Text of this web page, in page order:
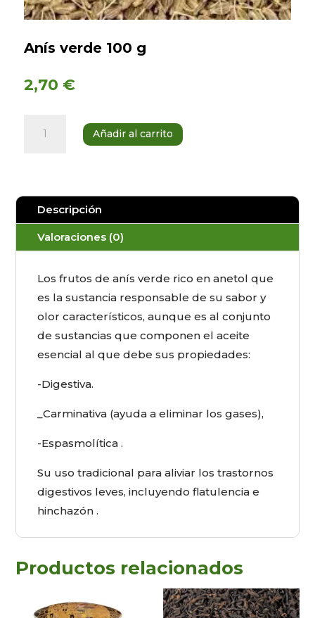
Anís verde 100 g
2,70 €
verde
cantidad
Añadir al carrito
Descripción
Valoraciones (0)
Los frutos de anís verde rico en anetol que
es la sustancia responsable de su sabor y
olor característicos, aunque es al conjunto
de sustancias que componen el aceite
esencial al que debe sus propiedades:
-Digestiva.
_Carminativa (ayuda a eliminar los gases),
-Espasmolítica .
Su uso tradicional para aliviar los trastornos
digestivos leves, incluyendo flatulencia e
hinchazón .
Productos relacionados